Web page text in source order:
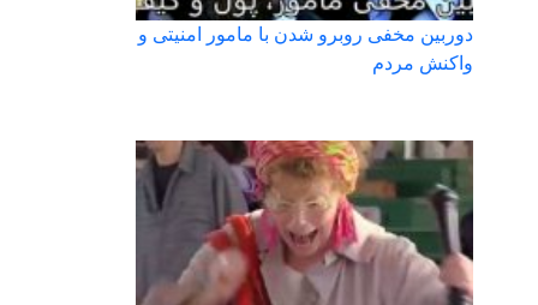
دوربین مخفی روبرو شدن با مامور امنیتی و
واکنش مردم